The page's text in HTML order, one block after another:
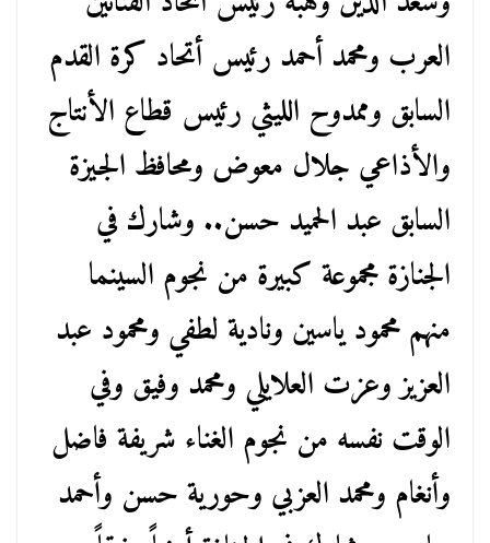
العرب ومحمد أحمد رئيس أتحاد كرة القدم
السابق وممدوح الليثي رئيس قطاع الأنتاج
والأذاعي جلال معوض ومحافظ الجيزة
السابق عبد الحميد حسن.. وشارك في
الجنازة مجموعة كبيرة من نجوم السينما
منهم محمود ياسين ونادية لطفي ومحمود عبد
العزيز وعزت العلايلي ومحمد وفيق وفي
الوقت نفسه من نجوم الغناء شريفة فاضل
وأنغام ومحمد العزبي وحورية حسن وأحمد